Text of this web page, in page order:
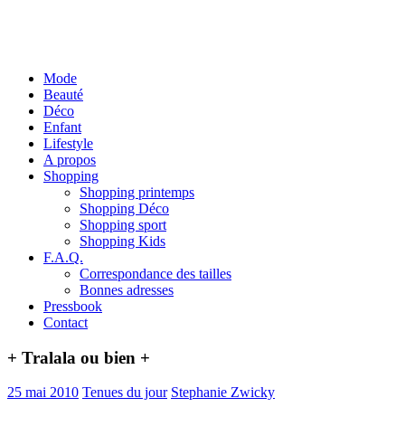
Mode
Beauté
Déco
Enfant
Lifestyle
A propos
Shopping
Shopping printemps
Shopping Déco
Shopping sport
Shopping Kids
F.A.Q.
Correspondance des tailles
Bonnes adresses
Pressbook
Contact
+ Tralala ou bien +
25 mai 2010 Tenues du jour Stephanie Zwicky